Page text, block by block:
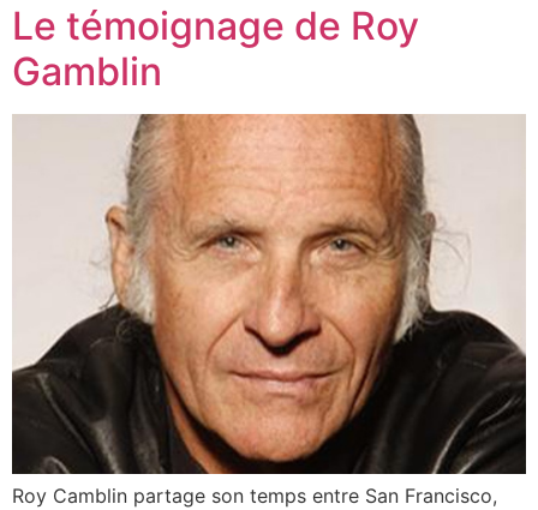
Le témoignage de Roy
Gamblin
Roy Camblin partage son temps entre San Francisco,